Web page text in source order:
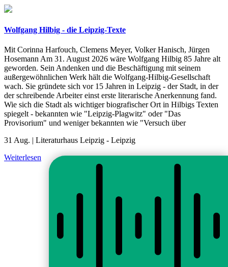
Wolfgang Hilbig - die Leipzig-Texte
Mit Corinna Harfouch, Clemens Meyer, Volker Hanisch, Jürgen
Hosemann Am 31. August 2026 wäre Wolfgang Hilbig 85 Jahre alt
geworden. Sein Andenken und die Beschäftigung mit seinem
außergewöhnlichen Werk hält die Wolfgang-Hilbig-Gesellschaft
wach. Sie gründete sich vor 15 Jahren in Leipzig - der Stadt, in der
der schreibende Arbeiter einst erste literarische Anerkennung fand.
Wie sich die Stadt als wichtiger biografischer Ort in Hilbigs Texten
spiegelt - bekannten wie "Leipzig-Plagwitz" oder "Das
Provisorium" und weniger bekannten wie "Versuch über
31 Aug. | Literaturhaus Leipzig - Leipzig
Weiterlesen